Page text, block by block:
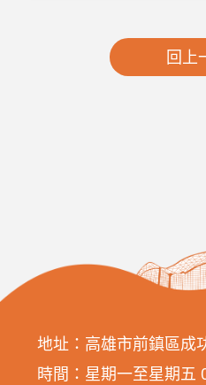
回上
地址：高雄市前鎮區成
時間：星期一至星期五